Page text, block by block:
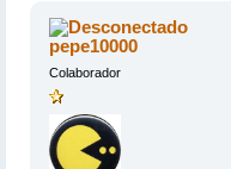
pepe10000
Colaborador